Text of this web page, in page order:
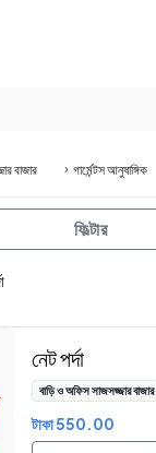
বাজার গার্মেন্টস আনুষাঙ্গিক
নেট পর্দা
বাড়ি ও অফিস সাজসজ্জার বাজার
টাকা 550.00
ফিল্টার